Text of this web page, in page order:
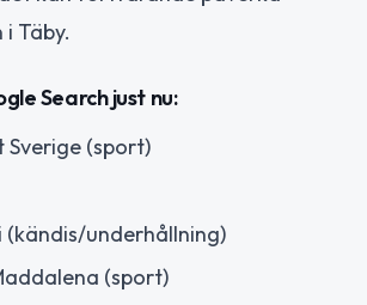
Täby.
Search just nu:
Sverige (sport)
(kändis/underhållning)
(sport)